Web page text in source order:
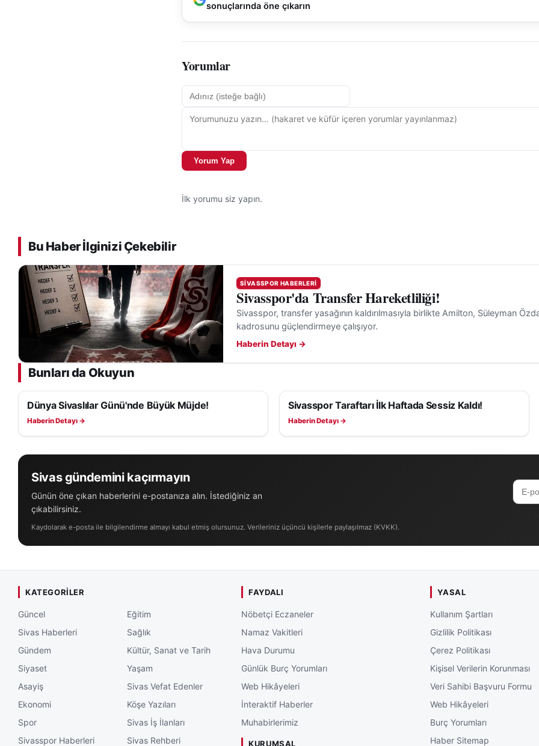
sonuçlarında öne çıkarın
Yorumlar
Yorum Yap
İlk yorumu siz yapın.
Bu Haber İlginizi Çekebilir
SIVASSPOR HABERLERI
Sivasspor'da Transfer Hareketliliği!
Sivasspor, transfer yasağının kaldırılmasıyla birlikte Amilton, Süleyman
kadrosunu güçlendirmeye çalışıyor.
Haberin Detayı →
Bunları da Okuyun
SIVASSPOR HABERLERI
Dünya Sivaslılar Günü'nde Büyük Müjde!
Haberin Detayı →
SIVASSPOR HABERLERI
Sivasspor Taraftarı İlk Haftada Sessiz Kaldı!
Haberin Detayı →
Sivas gündemini kaçırmayın
Günün öne çıkan haberlerini e-postanıza alın. İstediğiniz an
çıkabilirsiniz.
Kaydolarak e-posta ile bilgilendirme almayı kabul etmiş olursunuz. Verileriniz üçüncü kişilerle paylaşılmaz (KVKK).
KATEGORILER
Güncel
Sivas Haberleri
Gündem
Siyaset
Asayiş
Ekonomi
Spor
Sivasspor Haberleri
Eğitim
Sağlık
Kültür, Sanat ve Tarih
Yaşam
Sivas Vefat Edenler
Köşe Yazıları
Sivas İş İlanları
Sivas Rehberi
FAYDALI
Nöbetçi Eczaneler
Namaz Vakitleri
Hava Durumu
Günlük Burç Yorumları
Web Hikâyeleri
İnteraktif Haberler
Muhabirlerimiz
KURUMSAL
YASAL
Kullanım Şartları
Gizlilik Politikası
Çerez Politikası
Kişisel Verilerin Korunması
Veri Sahibi Başvuru Formu
Web Hikâyeleri
Burç Yorumları
Haber Sitemap